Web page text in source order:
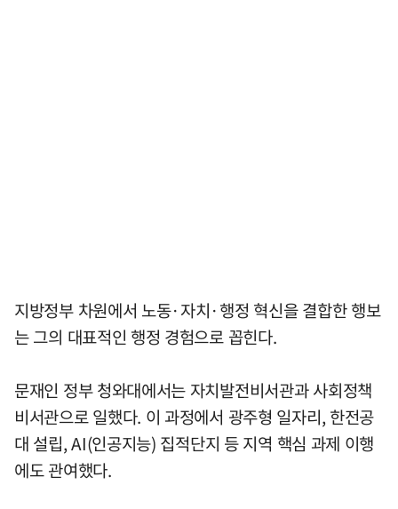
지방정부 차원에서 노동·자치·행정 혁신을 결합한 행보
는 그의 대표적인 행정 경험으로 꼽힌다.
문재인 정부 청와대에서는 자치발전비서관과 사회정책
비서관으로 일했다. 이 과정에서 광주형 일자리, 한전공
대 설립, AI(인공지능) 집적단지 등 지역 핵심 과제 이행
에도 관여했다.